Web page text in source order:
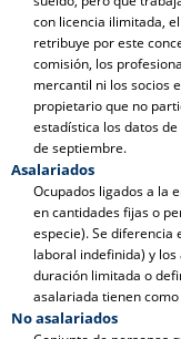
con licencia ilimitada,
retribuye por este
comisión, los
mercantil ni los socios
propietario que no
estadística los datos
de septiembre.
Asalariados
Ocupados ligados a la
en cantidades fijas o
especie). Se diferencia
laboral indefinida) y
duración limitada o
asalariada tienen
No asalariados